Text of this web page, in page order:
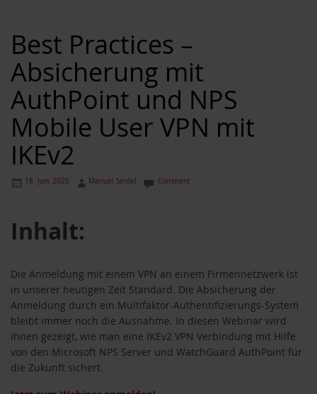
Best Practices –
Absicherung mit
AuthPoint und NPS
Mobile User VPN mit
IKEv2
18. Juni 2020 Manuel Seidel Comment
Inhalt:
Die Anmeldung mit einem VPN an einem Firmennetzwerk ist
in unserer heutigen Zeit Standard. Die Absicherung der
Anmeldung durch ein Multifaktor-Authentifizierungs-System
bleibt immer noch die Ausnahme. In diesen Webinar wird
ihnen gezeigt, wie man eine IKEv2 VPN Verbindung mit Hilfe
von den Microsoft NPS Server und WatchGuard AuthPoint für
die Zukunft sichert.